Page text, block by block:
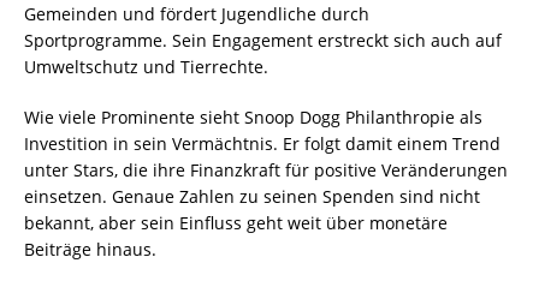
Gemeinden und fördert Jugendliche durch
Sportprogramme. Sein Engagement erstreckt sich auch auf
Umweltschutz und Tierrechte.
Wie viele Prominente sieht Snoop Dogg Philanthropie als
Investition in sein Vermächtnis. Er folgt damit einem Trend
unter Stars, die ihre Finanzkraft für positive Veränderungen
einsetzen. Genaue Zahlen zu seinen Spenden sind nicht
bekannt, aber sein Einfluss geht weit über monetäre
Beiträge hinaus.